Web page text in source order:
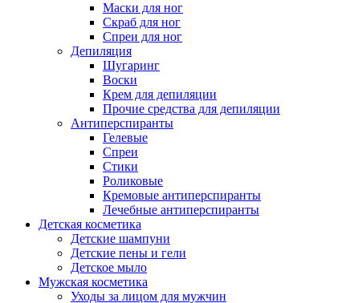
Маски для ног
Скраб для ног
Спреи для ног
Депиляция
Шугаринг
Воски
Крем для депиляции
Прочие средства для депиляции
Антиперспиранты
Гелевые
Спреи
Стики
Роликовые
Кремовые антиперспиранты
Лечебные антиперспиранты
Детская косметика
Детские шампуни
Детские пены и гели
Детское мыло
Мужская косметика
Уходы за лицом для мужчин